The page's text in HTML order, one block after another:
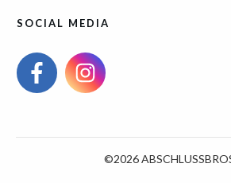
SOCIAL MEDIA
©2026